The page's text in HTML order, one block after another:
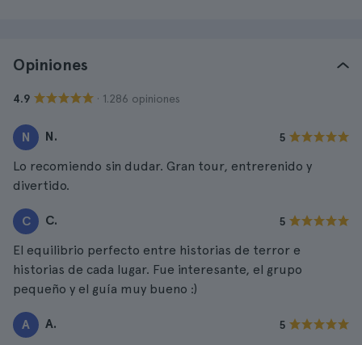
Opiniones
4.9 · 1.286 opiniones
N N. 5
Lo recomiendo sin dudar. Gran tour, entrerenido y
divertido.
C C. 5
El equilibrio perfecto entre historias de terror e
historias de cada lugar. Fue interesante, el grupo
pequeño y el guía muy bueno :)
A A. 5